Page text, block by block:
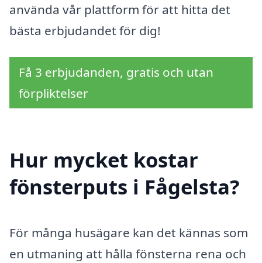
använda vår plattform för att hitta det
bästa erbjudandet för dig!
Få 3 erbjudanden, gratis och utan
förpliktelser
Hur mycket kostar
fönsterputs i Fågelsta?
För många husägare kan det kännas som
en utmaning att hålla fönsterna rena och